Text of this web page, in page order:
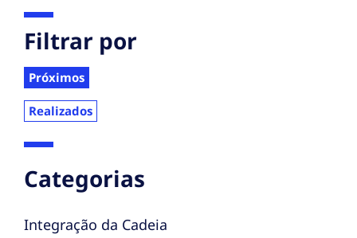
Filtrar por
Próximos
Realizados
Categorias
Integração da Cadeia